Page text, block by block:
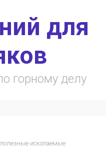
для
горному делу
полезные ископаемые